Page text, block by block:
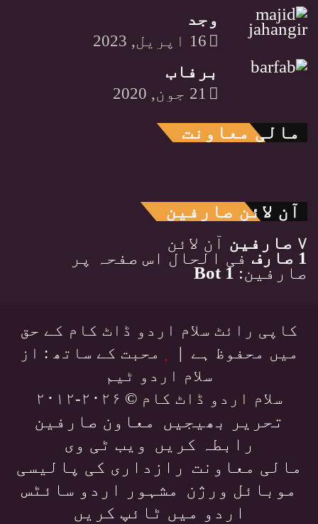
وجد
16 اپریل, 2023
برفاب
21 جون, 2020
مالی معاونت
آن لائن صارفین
۷ صارفین آن لائن
1 صارف فی الحال اس صفحہ پر
صارفین: 1 Bot
کاپی رائٹ سلام اردو ڈاٹ کام کے حق
میں محفوظ ہے |
محبت کے ساتھ : از
سلام اردو ٹیم
سلام اردو ڈاٹ کام © ۲۰۲۶-۲۰۱۲
تحریر بھیجیں
معاون صارفین
رابطہ کریں
ویب ٹی وی
مالی معاونت رازداری کی پالیسی
موبائل ورژن
مشہور اردو سائٹس
اردو میں ٹائپ کریں